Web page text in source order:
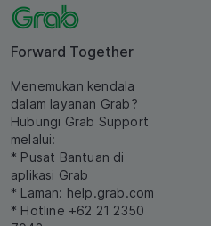
Forward Together
Menemukan kendala
dalam layanan Grab?
Hubungi Grab Support
melalui:
* Pusat Bantuan di
aplikasi Grab
* Laman: help.grab.com
* Hotline +62 21 2350